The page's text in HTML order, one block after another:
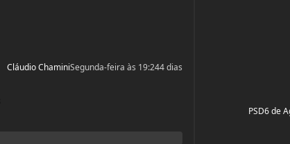
Cláudio ChaminiSegunda-feira às 19:244 dias
PSD6 de